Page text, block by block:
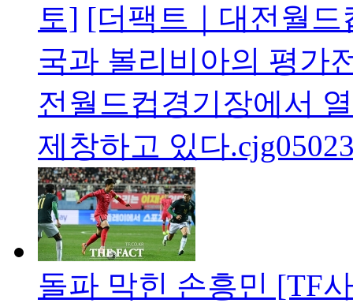
토] [더팩트｜대전월
국과 볼리비아의 평가
전월드컵경기장에서
제창하고 있다
돌파 막힌 손흥민 [TF